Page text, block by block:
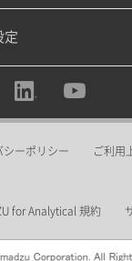
定
シーポリシー ご利用
for Analytical 規約